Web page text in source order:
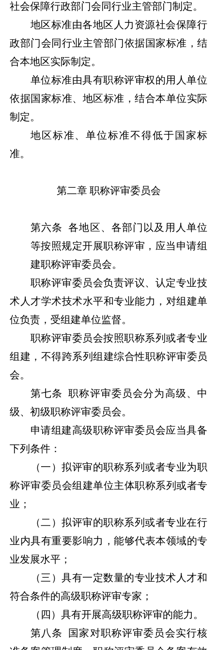
社会保障行政部门会同行业主管部门制定。
地区标准由各地区人力资源社会保障行
政部门会同行业主管部门依据国家标准，结
合本地区实际制定。
单位标准由具有职称评审权的用人单位
依据国家标准、地区标准，结合本单位实际
制定。
地区标准、单位标准不得低于国家标
准。
第二章 职称评审委员会
第六条 各地区、各部门以及用人单位
等按照规定开展职称评审，应当申请组
建职称评审委员会。
职称评审委员会负责评议、认定专业技
术人才学术技术水平和专业能力，对组建单
位负责，受组建单位监督。
职称评审委员会按照职称系列或者专业
组建，不得跨系列组建综合性职称评审委员
会。
第七条 职称评审委员会分为高级、中
级、初级职称评审委员会。
申请组建高级职称评审委员会应当具备
下列条件：
（一）拟评审的职称系列或者专业为职
称评审委员会组建单位主体职称系列或者专
业；
（二）拟评审的职称系列或者专业在行
业内具有重要影响力，能够代表本领域的专
业发展水平；
（三）具有一定数量的专业技术人才和
符合条件的高级职称评审专家；
（四）具有开展高级职称评审的能力。
第八条 国家对职称评审委员会实行核